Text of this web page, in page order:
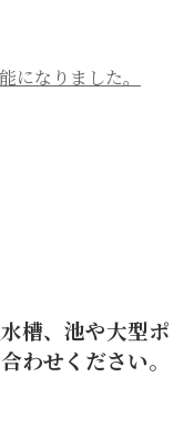
になりました。
槽、池や大型ポ
わせください。